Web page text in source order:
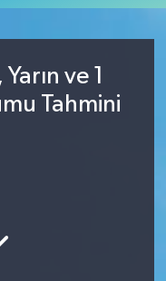
ve 1
Tahmini